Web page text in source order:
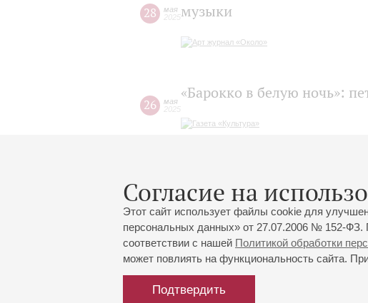
Согласие на
Этот сайт использует файлы cookie для
персональных данных» от 27.07.2006 № 152-ФЗ.
соответствии с нашей Политикой обработки
может повлиять на функциональность сайта.
Подтвердить
28
мая
2025 музыки
26
мая
2025
«Барокко в белую ночь»:
23
2025